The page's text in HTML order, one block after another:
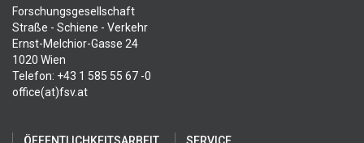
Forschungsgesellschaft
Straße - Schiene - Verkehr
Ernst-Melchior-Gasse 24
1020 Wien
Telefon: +43 1 585 55 67 -0
office(at)fsv.at